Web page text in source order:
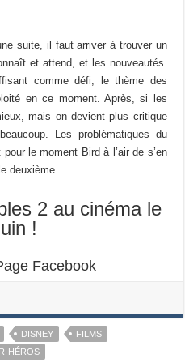
suite, il faut arriver à trouver un
et attend, et les nouveautés.
comme défi, le thème des
en ce moment. Après, si les
mais on devient plus critique
Les problématiques du
le moment Bird à l’air de s’en
deuxième.
2 au cinéma le
!
Facebook
DISNEY
FILMS
HÉROS